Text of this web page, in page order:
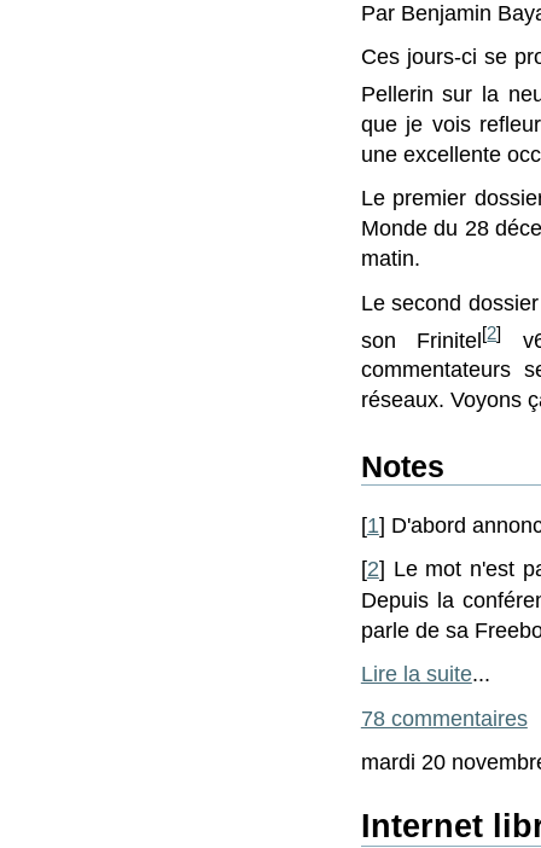
Par Benjamin
Ces jours-ci se
Pellerin sur la
que je vois
une excellente
Le premier
Monde du 28
matin.
Le second
son Frinitel[2]
commentateurs
réseaux. Voyons
Notes
[1] D'abord
[2] Le mot n'est
Depuis la
parle de sa
Lire la suite...
78 commentaires
mardi 20
Internet